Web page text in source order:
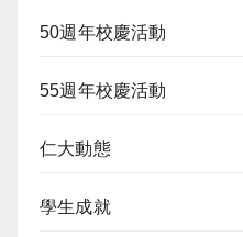
50週年校慶活動
55週年校慶活動
仁大動態
學生成就